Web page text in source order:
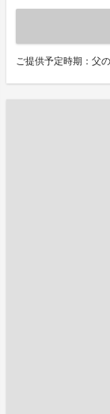
ご提供予定時期：父